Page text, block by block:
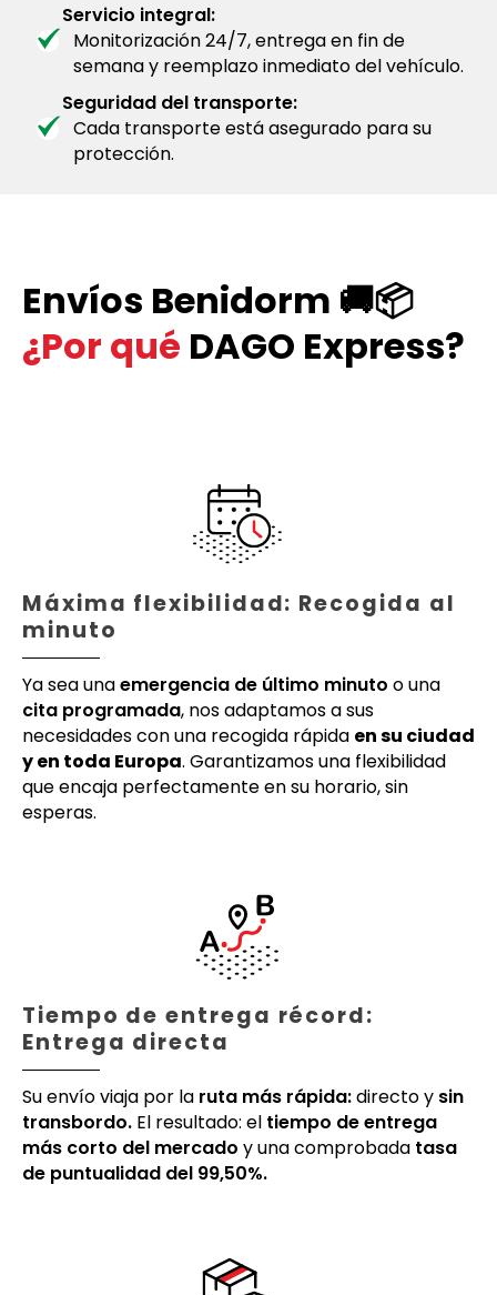
Servicio integral:
Monitorización 24/7, entrega en fin de
semana y reemplazo inmediato del vehículo.
Seguridad del transporte:
Cada transporte está asegurado para su
protección.
Envíos Benidorm 🚚📦
¿Por qué DAGO Express?
Máxima flexibilidad: Recogida al
minuto
Ya sea unaemergencia de último minuto o una
cita programada, nos adaptamos a sus
necesidades con una recogida rápida en su ciudad
y en toda Europa. Garantizamos una flexibilidad
que encaja perfectamente en su horario, sin
esperas.
Tiempo de entrega récord:
Entrega directa
Su envío viaja por la ruta más rápida:directo y sin
transbordo. El resultado: el tiempo de entrega
más corto del mercado y una comprobada tasa
de puntualidad del 99,50%.